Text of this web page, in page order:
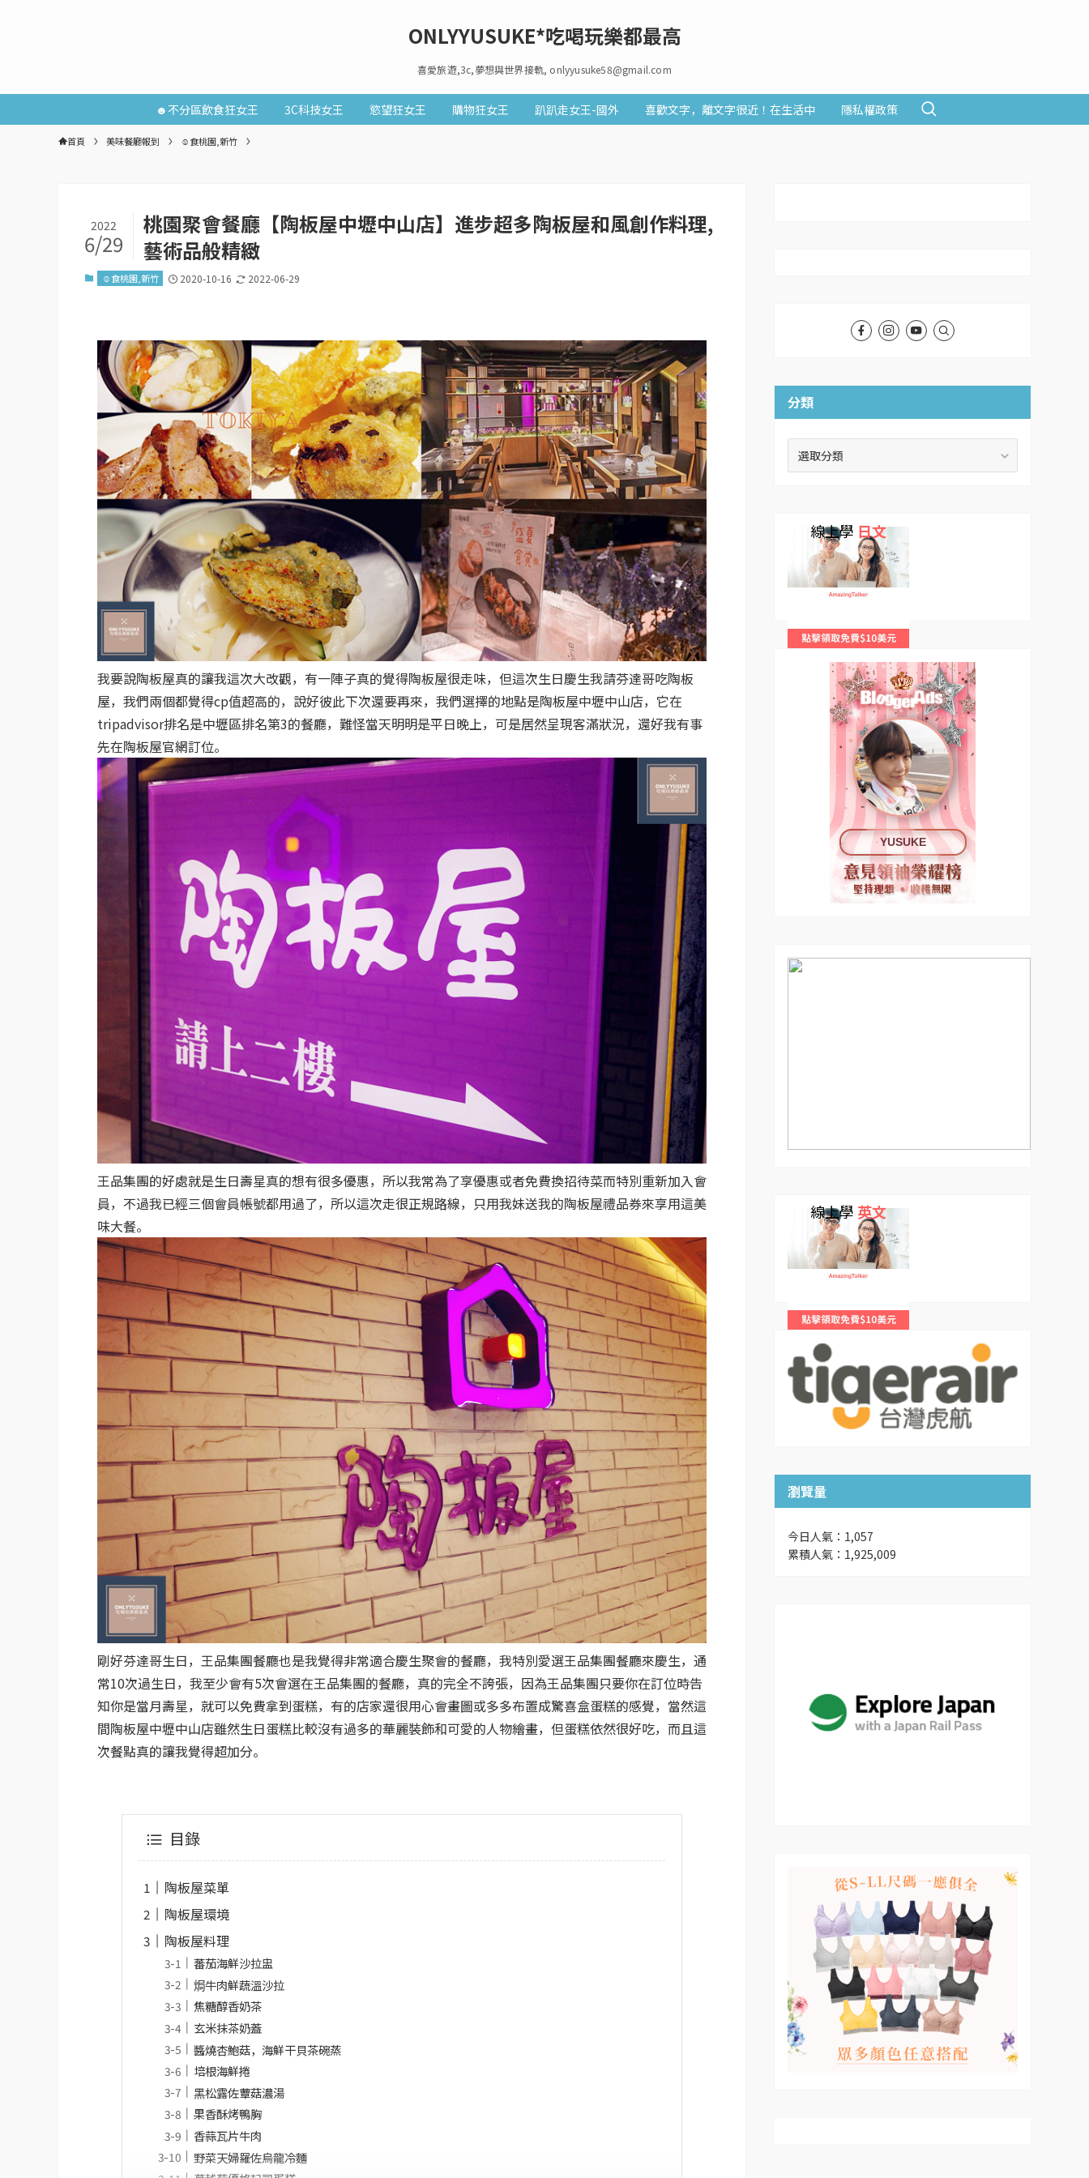
ONLYYUSUKE*吃喝玩樂都最高
喜愛旅遊,3c,夢想與世界接軌, onlyyusuke58@gmail.com
☻不分區飲食狂女王 3C科技女王 慾望狂女王 購物狂女王 趴趴走女王-國外 喜歡文字，離文字很近！在生活中 隱私權政策
首頁 美味餐廳報到 ☺食桃園,新竹
桃園聚會餐廳【陶板屋中壢中山店】進步超多陶板屋和風創作料理,
藝術品般精緻
2022
6/29
☺食桃園,新竹 2020-10-16 2022-06-29
我要說陶板屋真的讓我這次大改觀，有一陣子真的覺得陶板屋很走味，但這次生日慶生我請芬達哥吃陶板
屋，我們兩個都覺得cp值超高的，說好彼此下次還要再來，我們選擇的地點是陶板屋中壢中山店，它在
tripadvisor排名是中壢區排名第3的餐廳，難怪當天明明是平日晚上，可是居然呈現客滿狀況，還好我有事
先在陶板屋官網訂位。
王品集團的好處就是生日壽星真的想有很多優惠，所以我常為了享優惠或者免費換招待菜而特別重新加入會
員，不過我已經三個會員帳號都用過了，所以這次走很正規路線，只用我妹送我的陶板屋禮品券來享用這美
味大餐。
剛好芬達哥生日，王品集團餐廳也是我覺得非常適合慶生聚會的餐廳，我特別愛選王品集團餐廳來慶生，通
常10次過生日，我至少會有5次會選在王品集團的餐廳，真的完全不誇張，因為王品集團只要你在訂位時告
知你是當月壽星，就可以免費拿到蛋糕，有的店家還很用心會畫圖或多多布置成驚喜盒蛋糕的感覺，當然這
間陶板屋中壢中山店雖然生日蛋糕比較沒有過多的華麗裝飾和可愛的人物繪畫，但蛋糕依然很好吃，而且這
次餐點真的讓我覺得超加分。
目錄
陶板屋菜單
陶板屋環境
陶板屋料理
蕃茄海鮮沙拉盅
焗牛肉鮮蔬溫沙拉
焦糖醇香奶茶
玄米抹茶奶蓋
醬燒杏鮑菇，海鮮干貝茶碗蒸
培根海鮮捲
黑松露佐蕈菇濃湯
果香酥烤鴨胸
香蒜瓦片牛肉
野菜天婦羅佐烏龍冷麵
分類
線上學 日文
YUSUKE
線上學 英文
瀏覽量
今日人氣：1,057
累積人氣：1,925,009